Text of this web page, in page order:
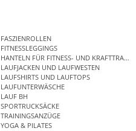
FASZIENROLLEN
FITNESSLEGGINGS
HANTELN FÜR FITNESS- UND
LAUFJACKEN UND LAUFWESTEN
LAUFSHIRTS UND LAUFTOPS
LAUFUNTERWÄSCHE
LAUF BH
SPORTRUCKSÄCKE
TRAININGSANZÜGE
YOGA & PILATES